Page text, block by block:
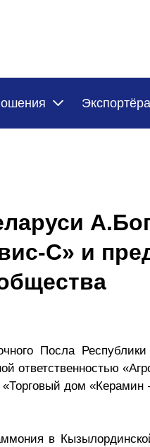
С» и
Посла
ответственностью
дом
в